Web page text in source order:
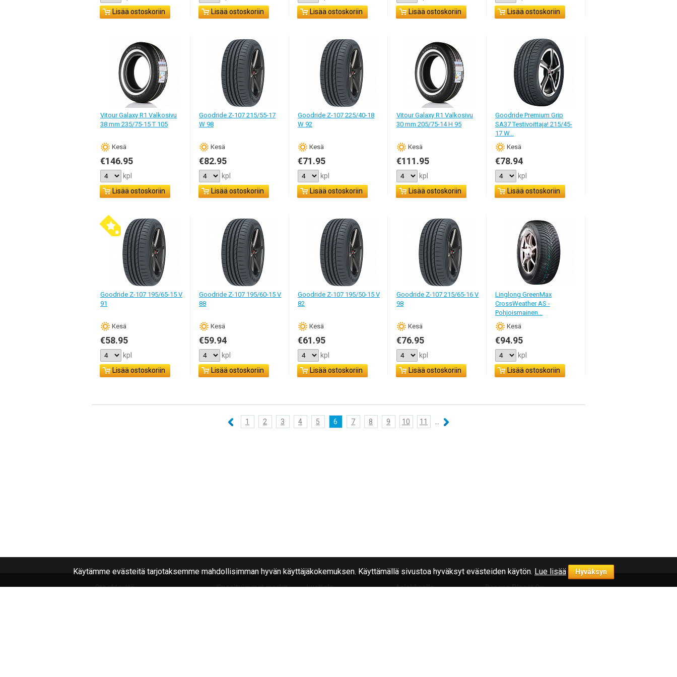
Käytämme evästeitä tarjotaksemme mahdollisimman hyvän käyttäjäkokemuksen. Käyttämällä sivustoa hyväksyt evästeiden käytön. Lue lisää Hyväksyn
Lisää ostoskoriin
Lisää ostoskoriin
Lisää ostoskoriin
Lisää ostoskoriin
Lisää ostoskoriin
Vitour Galaxy R1 Valkosivu
38 mm 235/75-15 T 105
Кesä
€146.95
kpl
Lisää ostoskoriin
Goodride Z-107 215/55-17
W 98
Кesä
€82.95
kpl
Lisää ostoskoriin
Goodride Z-107 225/40-18
W 92
Кesä
€71.95
kpl
Lisää ostoskoriin
Vitour Galaxy R1 Valkosivu
30 mm 205/75-14 H 95
Кesä
€111.95
kpl
Lisää ostoskoriin
Goodride Premium Grip
SA37 Testivoittaja! 215/45-
17 W...
Кesä
€78.94
kpl
Lisää ostoskoriin
Goodride Z-107 195/65-15 V
91
Кesä
€58.95
kpl
Lisää ostoskoriin
Goodride Z-107 195/60-15 V
88
Кesä
€59.94
kpl
Lisää ostoskoriin
Goodride Z-107 195/50-15 V
82
Кesä
€61.95
kpl
Lisää ostoskoriin
Goodride Z-107 215/65-16 V
98
Кesä
€76.95
kpl
Lisää ostoskoriin
Linglong GreenMax
CrossWeather AS -
Pohjoismainen...
Кesä
€94.95
kpl
Lisää ostoskoriin
1 2 3 4 5 6 7 8 9 10 11
Ota yhteyttä
Suosituimmat merkit
Luettelo
Asiakkaalle
Rengas Planet Oy